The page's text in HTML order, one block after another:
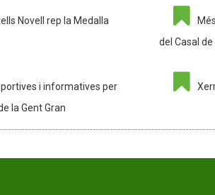
Novell rep la Medalla
del Casal
i informatives per
la Gent Gran